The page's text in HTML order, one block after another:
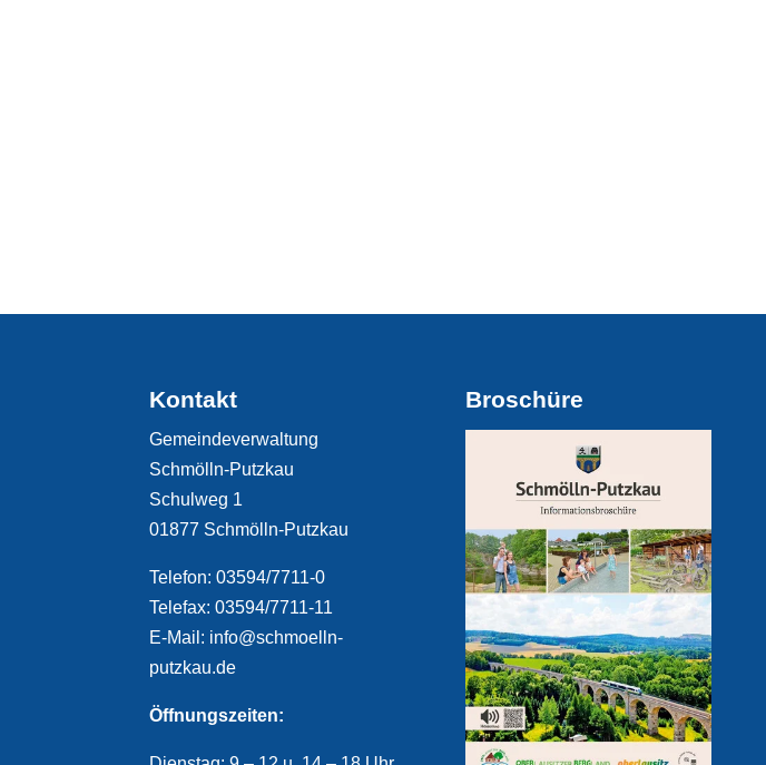
Kontakt
Gemeindeverwaltung
Schmölln-Putzkau
Schulweg 1
01877 Schmölln-Putzkau
Telefon: 03594/7711-0
Telefax: 03594/7711-11
E-Mail: info@schmoelln-
putzkau.de
Öffnungszeiten:
Broschüre